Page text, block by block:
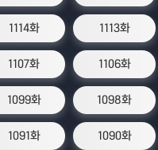
1114화 1113화
1107화 1106화
1099화 1098화
1091화 1090화